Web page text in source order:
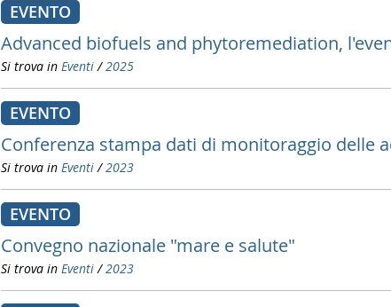
EVENTO
Advanced biofuels and phytoremediation,
Si trova in Eventi /2025
EVENTO
Conferenza stampa dati di monitoraggio delle
Si trova in Eventi /2023
EVENTO
Convegno nazionale "mare e salute"
Si trova in Eventi /2023